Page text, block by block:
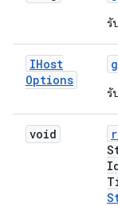
รั
IHost
Options
รั
void